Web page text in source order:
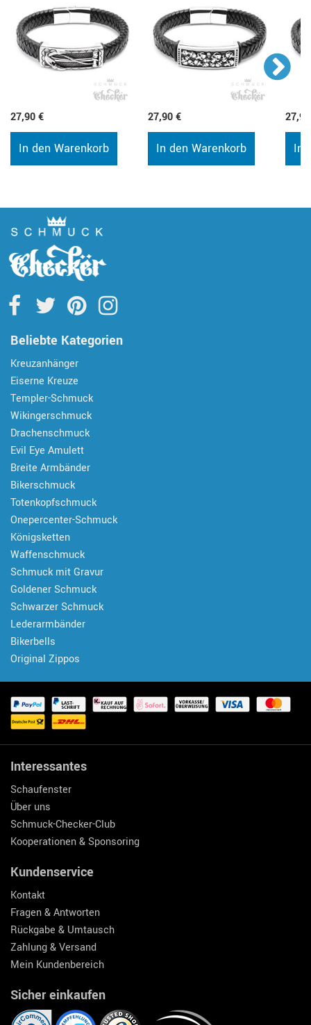
27,90 €
In den Warenkorb
27,90 €
In den Warenkorb In
Beliebte Kategorien
Kreuzanhänger
Eiserne Kreuze
Templer-Schmuck
Wikingerschmuck
Drachenschmuck
Evil Eye Amulett
Breite Armbänder
Bikerschmuck
Totenkopfschmuck
Onepercenter-Schmuck
Königsketten
Waffenschmuck
Schmuck mit Gravur
Goldener Schmuck
Schwarzer Schmuck
Lederarmbänder
Bikerbells
Original Zippos
Interessantes
Schaufenster
Über uns
Schmuck-Checker-Club
Kooperationen & Sponsoring
Kundenservice
Kontakt
Fragen & Antworten
Rückgabe & Umtausch
Zahlung & Versand
Mein Kundenbereich
Sicher einkaufen